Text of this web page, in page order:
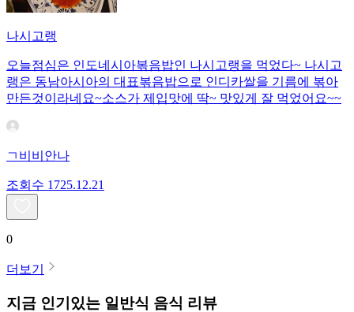
나시고랭
오늘점심은 인도네시아볶음밥인 나시고랭을 먹었다~ 나시고
랭은 동남아시아의 대표볶음밥으로 인디카쌀을 기름에 볶아
만든것이라네요~소스가 제입맛에 딱~ 맛있게 잘 먹었어요~~
ㄱ비비안나
조회수 1725.12.21
0
더보기
지금 인기있는 일반식 음식 리뷰